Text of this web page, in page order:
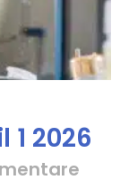
2026